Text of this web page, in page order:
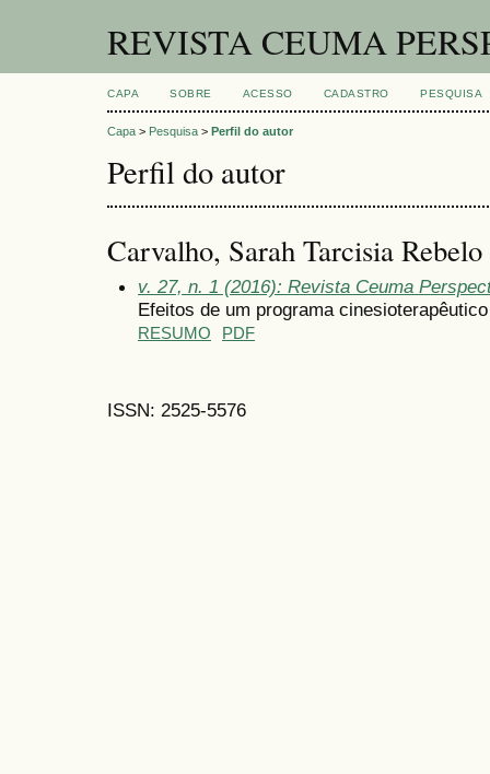
REVISTA CEUMA
CAPA SOBRE ACESSO CADASTRO PESQUISA
Capa > Pesquisa > Perfil do autor
Perfil do autor
Carvalho, Sarah Tarcisia
v. 27, n. 1 (2016): Revista Ceuma
Efeitos de um programa
RESUMO PDF
ISSN: 2525-5576